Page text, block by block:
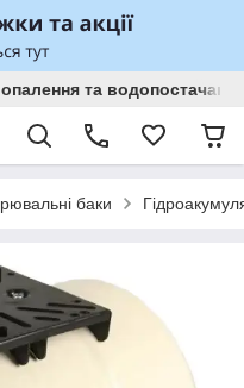
та водопостачання
баки